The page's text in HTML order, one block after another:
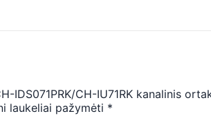
IDS071PRK/CH-IU71RK kanalinis
laukeliai pažymėti *